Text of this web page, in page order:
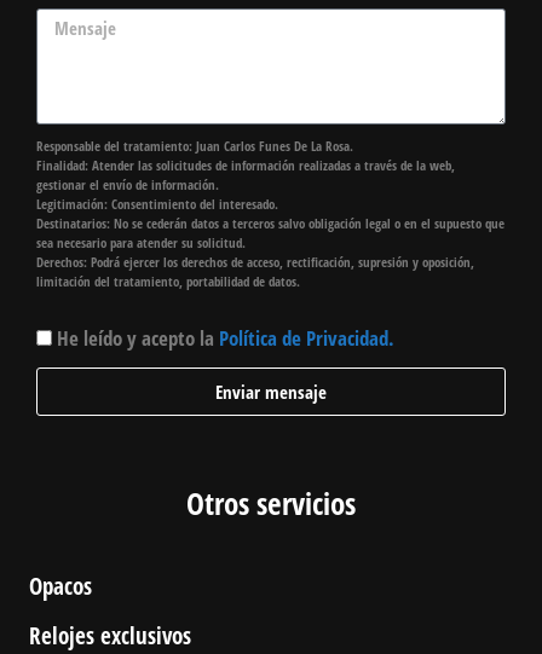
Responsable del tratamiento: Juan Carlos Funes De La Rosa.
Finalidad: Atender las solicitudes de información realizadas a través de la web,
gestionar el envío de información.
Legitimación: Consentimiento del interesado.
Destinatarios: No se cederán datos a terceros salvo obligación legal o en el supuesto que
sea necesario para atender su solicitud.
Derechos: Podrá ejercer los derechos de acceso, rectificación, supresión y oposición,
limitación del tratamiento, portabilidad de datos.
He leído y acepto la Política de Privacidad.
Enviar mensaje
Otros servicios
Opacos
Relojes exclusivos